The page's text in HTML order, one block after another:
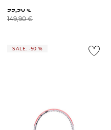
99,90 €
149,90 €
SALE: -50 %